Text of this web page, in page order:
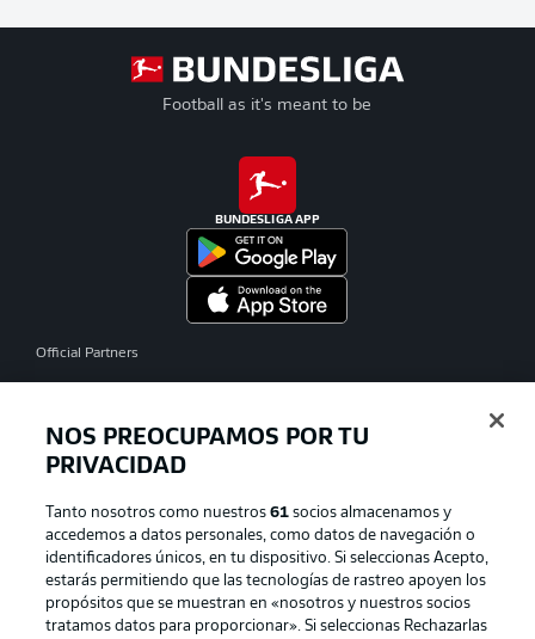
Football as it's meant to be
BUNDESLIGA APP
Official Partners
Publicidad Aviso legal
NOS PREOCUPAMOS POR TU
PRIVACIDAD
Tanto nosotros como nuestros61 socios almacenamos y
accedemos a datos personales, como datos de navegación o
identificadores únicos, en tu dispositivo. Si seleccionas Acepto,
estarás permitiendo que las tecnologías de rastreo apoyen los
propósitos que se muestran en «nosotros y nuestros socios
tratamos datos para proporcionar». Si seleccionas Rechazarlas